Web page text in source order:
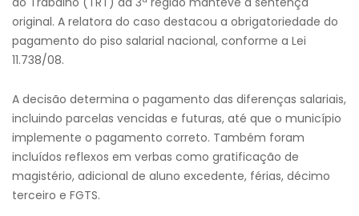
original. A relatora do caso destacou a obrigatoriedade do
pagamento do piso salarial nacional, conforme a Lei
11.738/08.
A decisão determina o pagamento das diferenças salariais,
incluindo parcelas vencidas e futuras, até que o município
implemente o pagamento correto. Também foram
incluídos reflexos em verbas como gratificação de
magistério, adicional de aluno excedente, férias, décimo
terceiro e FGTS.